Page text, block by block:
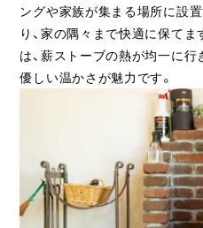
ングや家族が集まる場所に設
り、家の隅々まで快適に保て
は、薪ストーブの熱が均一に行
優しい温かさが魅力です。